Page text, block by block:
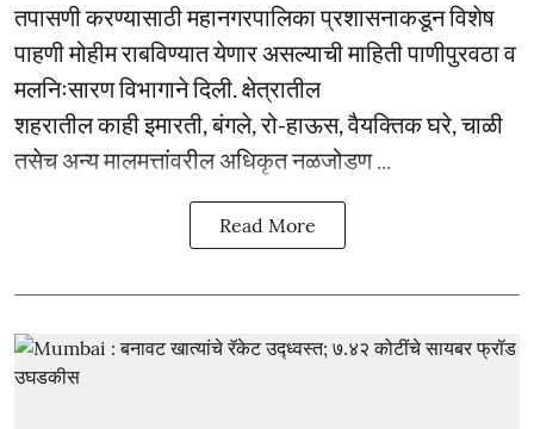
तपासणी करण्यासाठी महानगरपालिका प्रशासनाकडून विशेष
पाहणी मोहीम राबविण्यात येणार असल्याची माहिती पाणीपुरवठा व
मलनिःसारण विभागाने दिली. क्षेत्रातील
शहरातील काही इमारती, बंगले, रो-हाऊस, वैयक्तिक घरे, चाळी
तसेच अन्य मालमत्तांवरील अधिकृत नळजोडण ...
Read More